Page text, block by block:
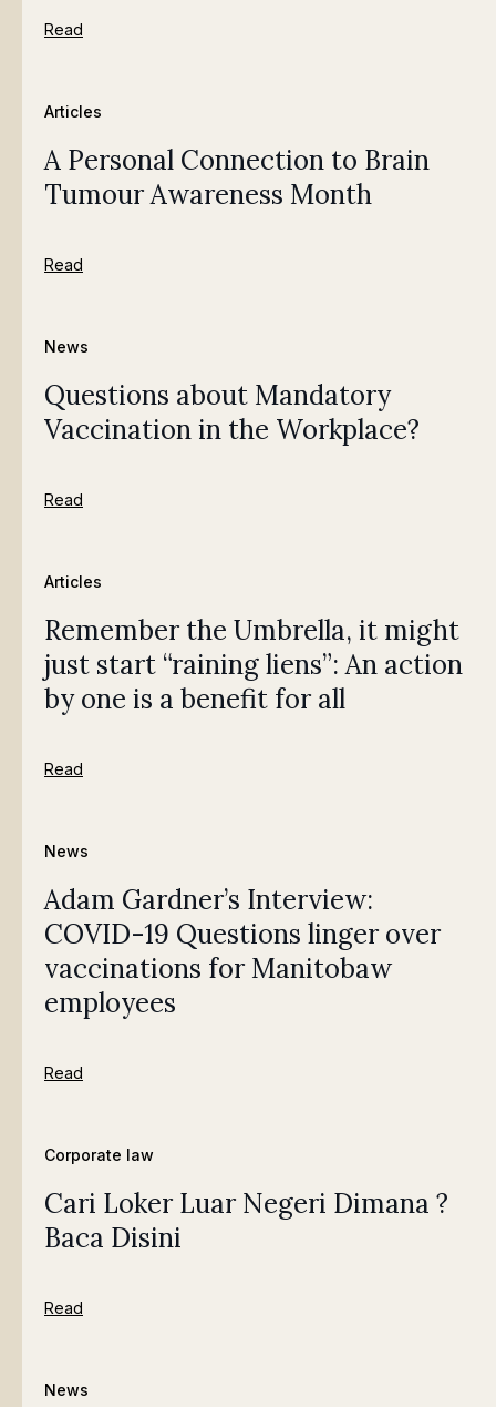
Read
Articles
A Personal Connection to Brain
Tumour Awareness Month
Read
News
Questions about Mandatory
Vaccination in the Workplace?
Read
Articles
Remember the Umbrella, it might
just start “raining liens”: An action
by one is a benefit for all
Read
News
Adam Gardner’s Interview:
COVID-19 Questions linger over
vaccinations for Manitobaw
employees
Read
Corporate law
Cari Loker Luar Negeri Dimana ?
Baca Disini
Read
News